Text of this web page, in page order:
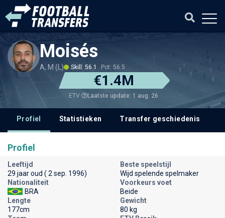
Moisés
A, M (L) Skill: 56.1 Pot: 56.5
€1.4M
ETV Laatste update: 1 aug. 26
Profiel Statistieken Transfer geschiedenis
Profiel
Leeftijd
29 jaar oud ( 2 sep. 1996)
Beste speelstijl
Wijd spelende spelmaker
Nationaliteit
BRA
Voorkeurs voet
Beide
Lengte
177cm
Gewicht
80 kg